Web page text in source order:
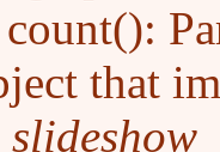
that